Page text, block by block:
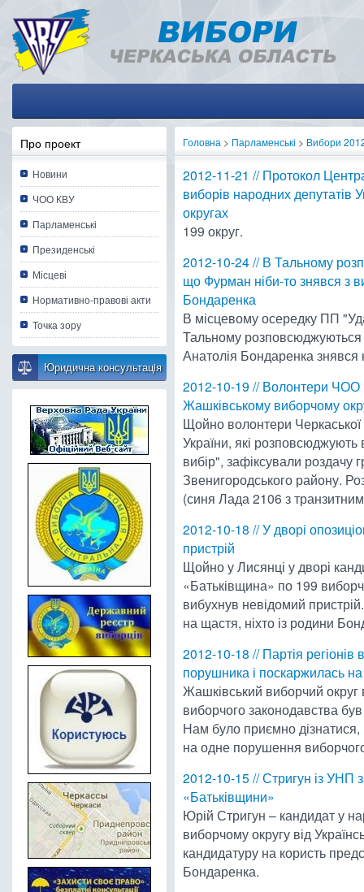
Про проект
Новини
ЧОО КВУ
Парламенські
Президенські
Місцеві
Нормативно-правові акти
Точка зору
Юридична консультацiя
Головна > Парламенські > Вибори
2012-11-21 // Протокол
виборів народних депутатів
округах
199 округ.
2012-10-24 // В Тальному
що Фурман ніби-то знявся з
Бондаренка
В місцевому осередку ПП
Тальному розповсюджуються
Анатолія Бондаренка
2012-10-19 // Волонтери ЧОО
Жашківському виборчому
Щойно волонтери Черкаської
України, які
вибір", зафіксували роздачу
Звенигородського району.
(синя Лада 2106 з
2012-10-18 // У дворі
пристрій
Щойно у Лисянці у дворі
«Батьківщина» по 199
вибухнув невідомий
на щастя, ніхто із родини
2012-10-18 // Партія регіонів
порушника і поскаржилась
Жашківський виборчий
виборчого законодавства
Нам було приємно дізнатися,
на одне порушення
2012-10-15 // Стригун із УНП
«Батьківщини»
Юрій Стригун – кандидат у
виборчому округу від
кандидатуру на користь
Бондаренка.